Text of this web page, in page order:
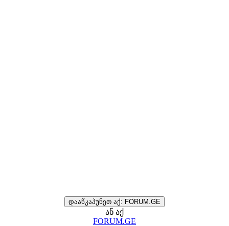
დააწკაპუნეთ აქ: FORUM.GE
ან აქ
FORUM.GE